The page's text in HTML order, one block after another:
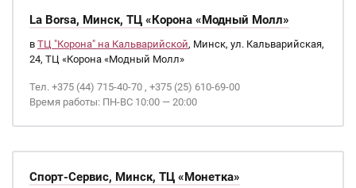
La Borsa, Минск, ТЦ «Корона «Модный Молл»
в ТЦ "Корона" на Кальварийской, Минск, ул. Кальварийская,
24, ТЦ «Корона «Модный Молл»
Тел. +375 (44) 715-40-70 , +375 (25) 610-69-00
Время работы: ПН-ВС 10:00 — 20:00
Спорт-Сервис, Минск, ТЦ «Монетка»